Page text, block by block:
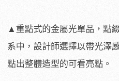
▲重點式的金屬光單品，點
系中，設計師選擇以帶光澤
點出整體造型的可看亮點。